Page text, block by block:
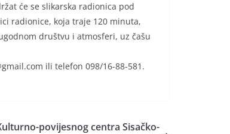
će se slikarska radionica pod
radionice, koja traje 120 minuta,
društvu i atmosferi, uz čašu
ili telefon 098/16-88-581.
povijesnog centra Sisačko-